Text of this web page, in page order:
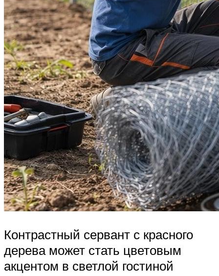
Контрастный сервант с красного
дерева может стать цветовым
акцентом в светлой гостиной